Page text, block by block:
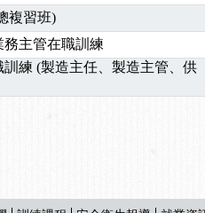
複習班)
主管在職訓練
練 (製造主任、製造主管、供